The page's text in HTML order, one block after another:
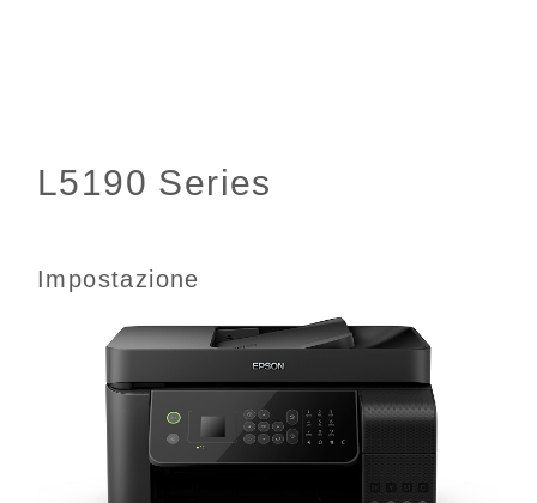
Impostazione